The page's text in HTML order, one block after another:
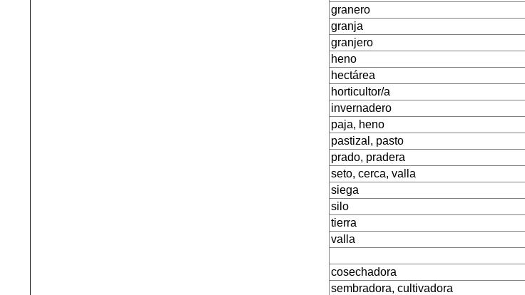
granero
granja
granjero
heno
hectárea
horticultor/a
invernadero
paja, heno
pastizal, pasto
prado, pradera
seto, cerca, valla
siega
silo
tierra
valla
cosechadora
sembradora, cultivadora